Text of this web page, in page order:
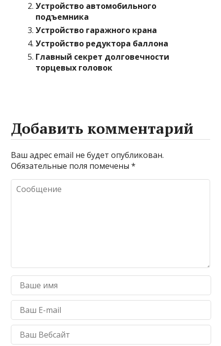
Устройство автомобильного
подъемника
Устройство гаражного крана
Устройство редуктора баллона
Главный секрет долговечности
торцевых головок
Добавить комментарий
Ваш адрес email не будет опубликован.
Обязательные поля помечены*